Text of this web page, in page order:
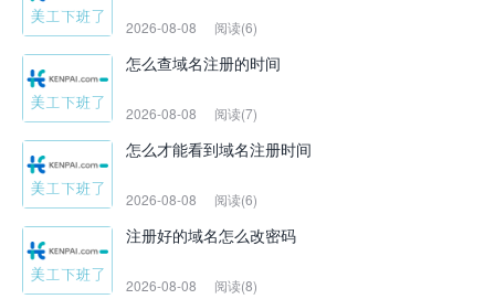
2026-08-08 阅读(6)
怎么查域名注册的时间
2026-08-08 阅读(7)
怎么才能看到域名注册时间
2026-08-08 阅读(6)
注册好的域名怎么改密码
2026-08-08 阅读(8)